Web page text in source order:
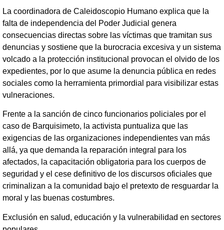
La coordinadora de Caleidoscopio Humano explica que la
falta de independencia del Poder Judicial genera
consecuencias directas sobre las víctimas que tramitan sus
denuncias y sostiene que la burocracia excesiva y un sistema
volcado a la protección institucional provocan el olvido de los
expedientes, por lo que asume la denuncia pública en redes
sociales como la herramienta primordial para visibilizar estas
vulneraciones.
Frente a la sanción de cinco funcionarios policiales por el
caso de Barquisimeto, la activista puntualiza que las
exigencias de las organizaciones independientes van más
allá, ya que demanda la reparación integral para los
afectados, la capacitación obligatoria para los cuerpos de
seguridad y el cese definitivo de los discursos oficiales que
criminalizan a la comunidad bajo el pretexto de resguardar la
moral y las buenas costumbres.
Exclusión en salud, educación y la vulnerabilidad en sectores